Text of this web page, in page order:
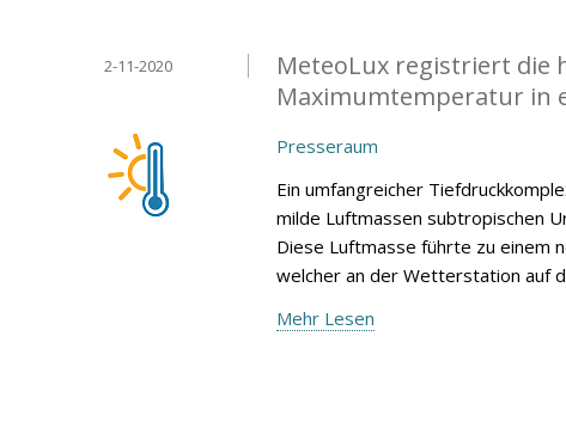
MeteoLux registriert die
Maximumtemperatur in
2-11-2020
Presseraum
Ein umfangreicher
milde Luftmassen subtropischen
Diese Luftmasse führte zu einem
welcher an der Wetterstation auf
Mehr Lesen